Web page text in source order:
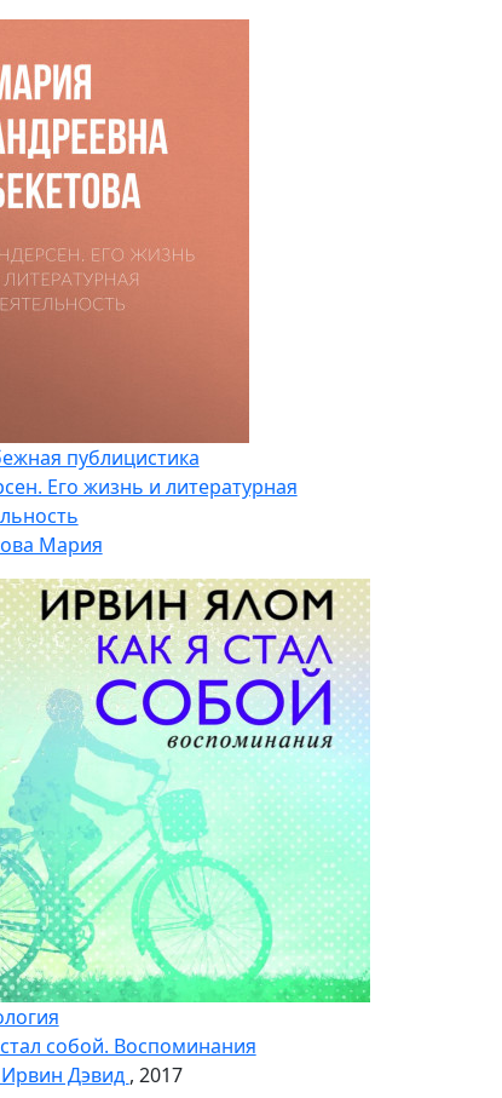
публицистика
Его жизнь и литературная
Мария
собой. Воспоминания
Дэвид , 2017